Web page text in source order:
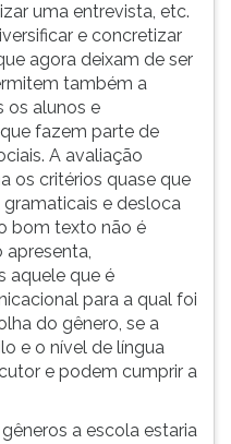
uma entrevista, etc.
e concretizar
agora deixam de ser
também a
os alunos e
fazem parte de
A avaliação
os critérios quase que
e desloca
bom texto não é
apresenta,
aquele que é
para a qual foi
do gênero, se a
e o nível de língua
e podem cumprir a
a escola estaria